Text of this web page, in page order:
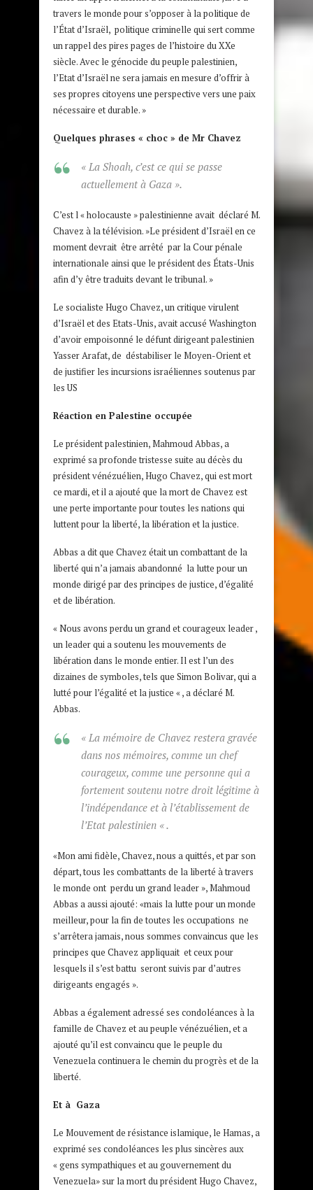
travers le monde pour s’opposer à la politique de
l’État d’Israël, politique criminelle qui sert comme
un rappel des pires pages de l’histoire du XXe
siècle. Avec le génocide du peuple palestinien,
l’Etat d’Israël ne sera jamais en mesure d’offrir à
ses propres citoyens une perspective vers une paix
nécessaire et durable. »
Quelques phrases « choc » de Mr Chavez
« La Shoah, c’est ce qui se passe
actuellement à Gaza ».
C’est l « holocauste » palestinienne avait déclaré M.
Chavez à la télévision. »Le président d’Israël en ce
moment devrait être arrêté par la Cour pénale
internationale ainsi que le président des États-Unis
afin d’y être traduits devant le tribunal. »
Le socialiste Hugo Chavez, un critique virulent
d’Israël et des Etats-Unis, avait accusé Washington
d’avoir empoisonné le défunt dirigeant palestinien
Yasser Arafat, de déstabiliser le Moyen-Orient et
de justifier les incursions israéliennes soutenus par
les US
Réaction en Palestine occupée
Le président palestinien, Mahmoud Abbas, a
exprimé sa profonde tristesse suite au décès du
président vénézuélien, Hugo Chavez, qui est mort
ce mardi, et il a ajouté que la mort de Chavez est
une perte importante pour toutes les nations qui
luttent pour la liberté, la libération et la justice.
Abbas a dit que Chavez était un combattant de la
liberté qui n’a jamais abandonné la lutte pour un
monde dirigé par des principes de justice, d’égalité
et de libération.
« Nous avons perdu un grand et courageux leader ,
un leader qui a soutenu les mouvements de
libération dans le monde entier. Il est l’un des
dizaines de symboles, tels que Simon Bolivar, qui a
lutté pour l’égalité et la justice « , a déclaré M.
Abbas.
« La mémoire de Chavez restera gravée
dans nos mémoires, comme un chef
courageux, comme une personne qui a
fortement soutenu notre droit légitime à
l’indépendance et à l’établissement de
l’Etat palestinien « .
«Mon ami fidèle, Chavez, nous a quittés, et par son
départ, tous les combattants de la liberté à travers
le monde ont perdu un grand leader », Mahmoud
Abbas a aussi ajouté: «mais la lutte pour un monde
meilleur, pour la fin de toutes les occupations ne
s’arrêtera jamais, nous sommes convaincus que les
principes que Chavez appliquait et ceux pour
lesquels il s’est battu seront suivis par d’autres
dirigeants engagés ».
Abbas a également adressé ses condoléances à la
famille de Chavez et au peuple vénézuélien, et a
ajouté qu’il est convaincu que le peuple du
Venezuela continuera le chemin du progrès et de la
liberté.
Et à Gaza
Le Mouvement de résistance islamique, le Hamas, a
exprimé ses condoléances les plus sincères aux
« gens sympathiques et au gouvernement du
Venezuela» sur la mort du président Hugo Chavez,